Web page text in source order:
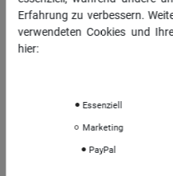
Impressum
Sportkopf Hamburg
Erfahrung zu verbessern.
verwendeten Cookies und
hier:
Essenziell
Marketing
PayPal